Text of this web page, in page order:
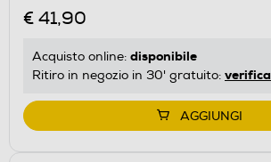
€ 41,90
Acquisto online: disponibile
Ritiro in negozio in 30' gratuito: verifica
AGGIUNGI